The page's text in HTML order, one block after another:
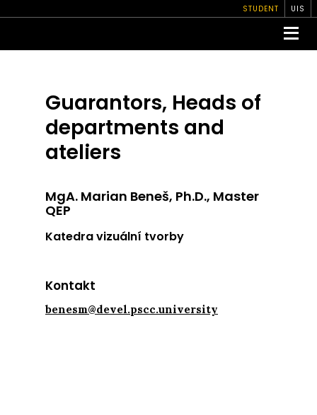
STUDENT UIS
Guarantors, Heads of
departments and
ateliers
MgA. Marian Beneš, Ph.D., Master
QEP
Katedra vizuální tvorby
Kontakt
benesm@devel.pscc.university